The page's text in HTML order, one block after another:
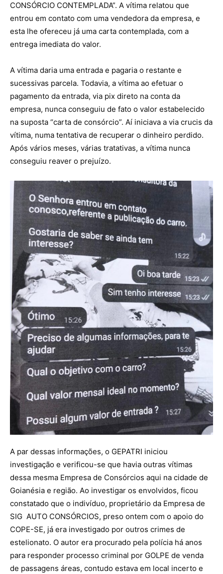
CONSÓRCIO CONTEMPLADA”. A vítima relatou que
entrou em contato com uma vendedora da empresa, e
esta lhe ofereceu já uma carta contemplada, com a
entrega imediata do valor.
A vítima daria uma entrada e pagaria o restante e
sucessivas parcela. Todavia, a vítima ao efetuar o
pagamento da entrada, via pix direto na conta da
empresa, nunca conseguiu de fato o valor estabelecido
na suposta “carta de consórcio”. Aí iniciava a via crucis da
vítima, numa tentativa de recuperar o dinheiro perdido.
Após vários meses, várias tratativas, a vítima nunca
conseguiu reaver o prejuízo.
A par dessas informações, o GEPATRI iniciou
investigação e verificou-se que havia outras vítimas
dessa mesma Empresa de Consórcios aqui na cidade de
Goianésia e região. Ao investigar os envolvidos, ficou
constatado que o indivíduo, proprietário da Empresa de
SIG AUTO CONSÓRCIOS, preso ontem com o apoio do
COPE-SE, já era investigado por outros crimes de
estelionato. O autor era procurado pela polícia há anos
para responder processo criminal por GOLPE de venda
de passagens áreas, contudo estava em local incerto e